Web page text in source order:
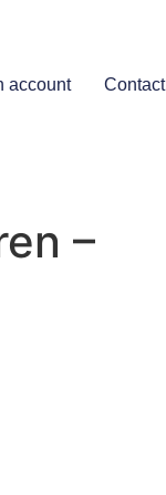
account Contact
–